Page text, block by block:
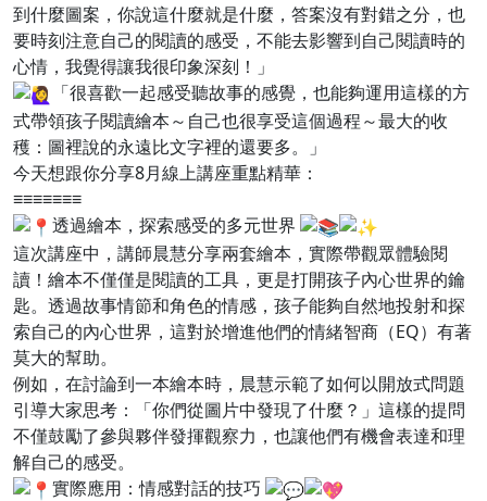
到什麼圖案，你說這什麼就是什麼，答案沒有對錯之分，也
要時刻注意自己的閱讀的感受，不能去影響到自己閱讀時的
心情，我覺得讓我很印象深刻！」
「很喜歡一起感受聽故事的感覺，也能夠運用這樣的方
式帶領孩子閱讀繪本～自己也很享受這個過程～最大的收
穫：圖裡說的永遠比文字裡的還要多。」
今天想跟你分享8月線上講座重點精華：
≡≡≡≡≡≡≡
透過繪本，探索感受的多元世界
這次講座中，講師晨慧分享兩套繪本，實際帶觀眾體驗閱
讀！繪本不僅僅是閱讀的工具，更是打開孩子內心世界的鑰
匙。透過故事情節和角色的情感，孩子能夠自然地投射和探
索自己的內心世界，這對於增進他們的情緒智商（EQ）有著
莫大的幫助。
例如，在討論到一本繪本時，晨慧示範了如何以開放式問題
引導大家思考：「你們從圖片中發現了什麼？」這樣的提問
不僅鼓勵了參與夥伴發揮觀察力，也讓他們有機會表達和理
解自己的感受。
實際應用：情感對話的技巧